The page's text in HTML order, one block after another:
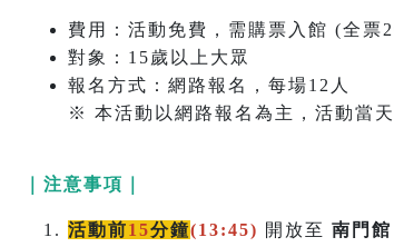
費用：活動免費，需購票入館 (全票
對象：15歲以上大眾
報名方式：網路報名，每場12人
※ 本活動以網路報名為主，活動當
｜注意事項｜
活動前15分鐘(13:45) 開放至 南門